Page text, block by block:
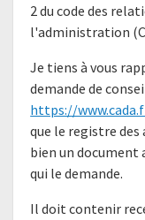
2 du code des
l'administration
Je tiens à vous
demande de
https://
que le registre
bien un
qui le demande.
Il doit contenir